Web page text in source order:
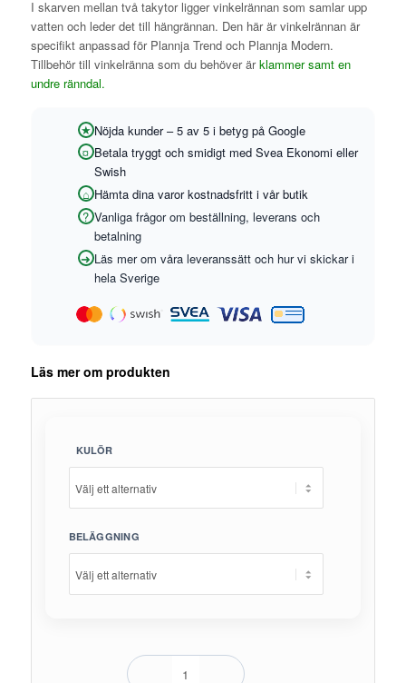
I skarven mellan två takytor ligger vinkelrännan som samlar upp
vatten och leder det till hängrännan. Den här är vinkelrännan är
specifikt anpassad för Plannja Trend och Plannja Modern.
Tillbehör till vinkelränna som du behöver är klammersamt en
undre ränndal.
Nöjda kunder – 5 av 5 i betyg på Google
Betala tryggt och smidigt med Svea Ekonomi eller
Swish
Hämta dina varor kostnadsfritt i vår butik
Vanliga frågor om beställning, leverans och
betalning
Läs mer om våra leveranssätt och hur vi skickar i
hela Sverige
Läs mer om produkten
KULÖR
BELÄGGNING